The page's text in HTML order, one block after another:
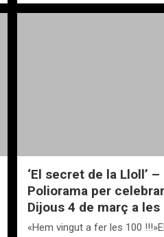
‘El secret de la Lloll’
Poliorama per
Dijous 4 de març a les
«Hem vingut a fer les 100